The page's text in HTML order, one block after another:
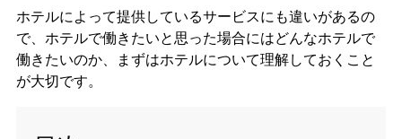
ホテルによって提供しているサービスにも違いがあるの
で、ホテルで働きたいと思った場合にはどんなホテルで
働きたいのか、まずはホテルについて理解しておくこと
が大切です。